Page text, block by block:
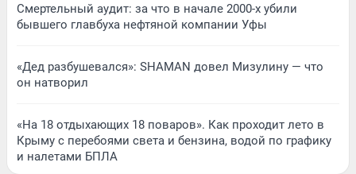
Смертельный аудит: за что в начале 2000-х убили
бывшего главбуха нефтяной компании Уфы
«Дед разбушевался»: SHAMAN довел Мизулину — что
он натворил
«На 18 отдыхающих 18 поваров». Как проходит лето в
Крыму с перебоями света и бензина, водой по графику
и налетами БПЛА